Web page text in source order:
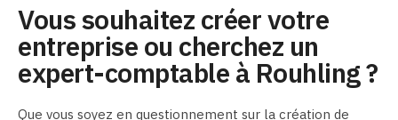
Vous souhaitez créer votre
entreprise ou cherchez un
expert-comptable à Rouhling ?
Que vous soyez en questionnement sur la création de